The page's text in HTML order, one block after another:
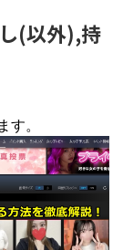
(以外),持
。